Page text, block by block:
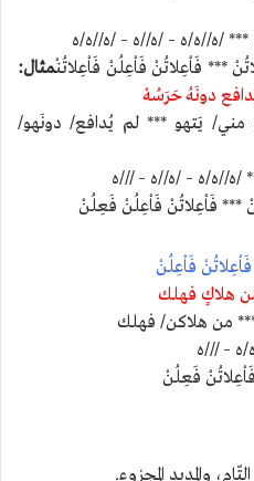
/ه//ه/ه – /ه//ه – /ه//ه/ه
*** فَاْعِلاتُنْ فَاْعِلُنْ فَاْعِلاتُنْمثال:
دونَهُ حَرَسُهْ
يَتهو *** لم يُدافع/ دونَهو/
/ه//ه/ه – /ه//ه – ///ه
*** فَاْعِلاتُنْ فَاْعِلُنْ فَعِلُنْ
فَاْعِلُنْ
هلاكٍ فهلك
من هلاكن/ فهلك
ه – ///ه
فَعِلُنْ
والمديد المجزوء.